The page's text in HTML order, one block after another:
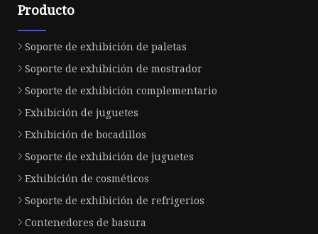
Producto
Soporte de exhibición de paletas
Soporte de exhibición de mostrador
Soporte de exhibición complementario
Exhibición de juguetes
Exhibición de bocadillos
Soporte de exhibición de juguetes
Exhibición de cosméticos
Soporte de exhibición de refrigerios
Contenedores de basura